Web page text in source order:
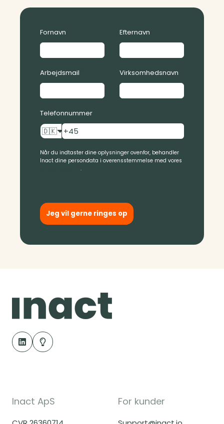
Fornavn Efternavn
Arbejdsmail Virksomhedsnavn
Telefonnummer
🇩🇰
Når du indtaster dine oplysninger ovenfor, behandler
Inact dine persondata i overensstemmelse med vores
.
Jeg vil gerne ringes op
Inact ApS For kunder